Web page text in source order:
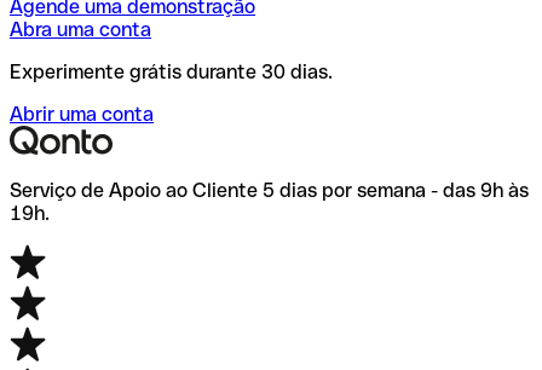
Agende uma demonstração
Abra uma conta
Experimente grátis durante 30 dias.
Abrir uma conta
Serviço de Apoio ao Cliente 5 dias por semana - das 9h às
19h.